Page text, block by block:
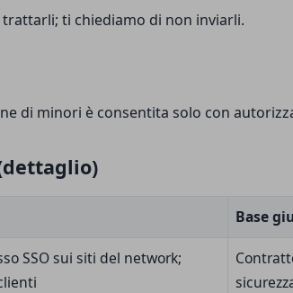
ti chiediamo di non inviarli.
di minori è consentita solo con
Base
SSO sui siti del network;